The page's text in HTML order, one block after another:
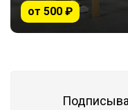
от 500 ₽